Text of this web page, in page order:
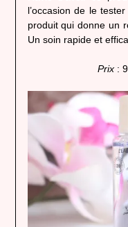
l’occasion de le
produit qui donne un
Un soin rapide et
Prix :